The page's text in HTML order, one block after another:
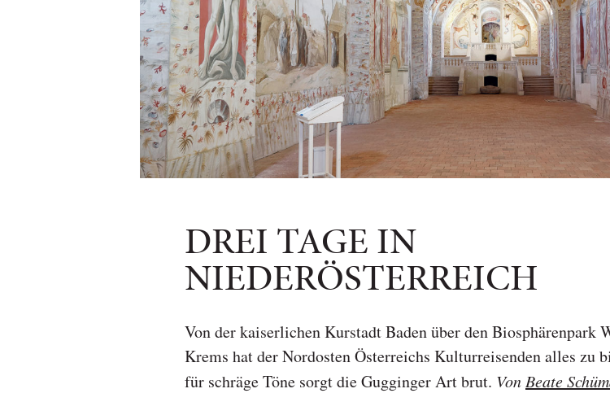
DREI TAGE IN
NIEDERÖSTERREICH
Von der kaiserlichen Kurstadt Baden über den
Krems hat der Nordosten Österreichs Kulturreisenden alles zu
für schräge Töne sorgt die Gugginger Art brut. Von Beate